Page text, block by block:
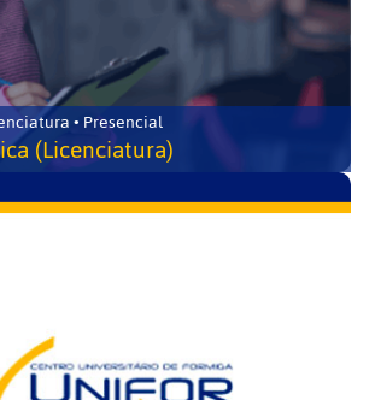
• Presencial
(Licenciatura)